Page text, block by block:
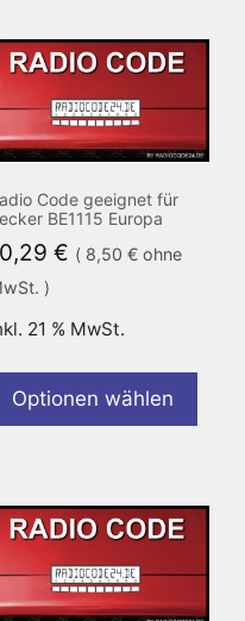
Code geeignet für
BE1115 Europa
€ ( 8,50 €ohne
)
21 % MwSt.
Optionen wählen